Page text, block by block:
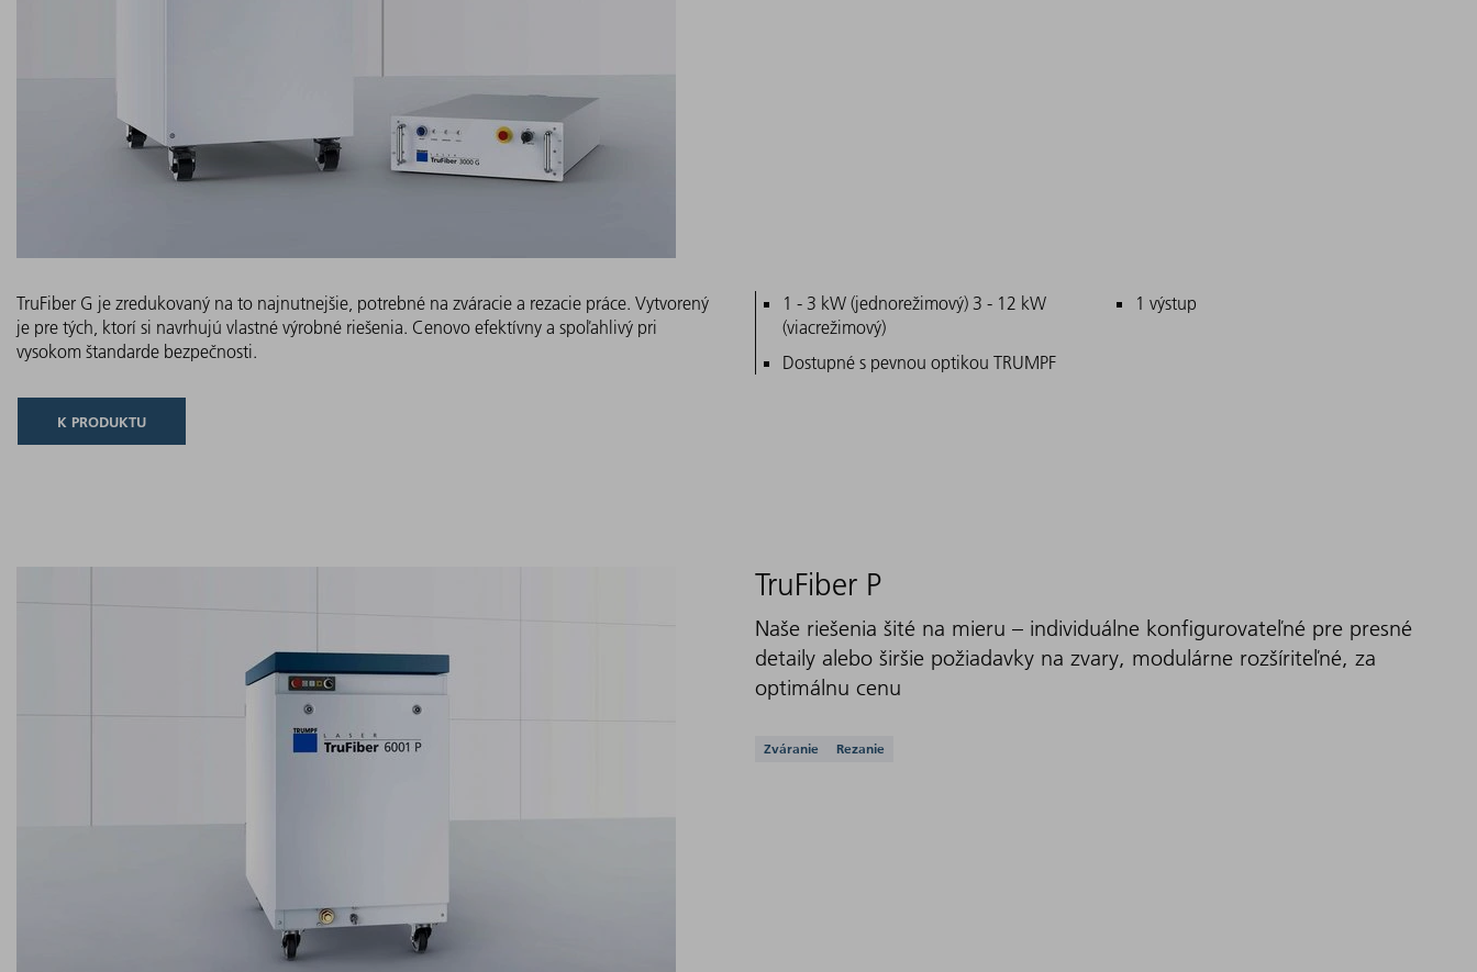
TruFiber G je zredukovaný na to najnutnejšie, potrebné na zváracie a rezacie práce. Vytvorený
je pre tých, ktorí si navrhujú vlastné výrobné riešenia. Cenovo efektívny a spoľahlivý pri
vysokom štandarde bezpečnosti.
Hlavné znaky
1 - 3 kW (jednorežimový) 3 - 12 kW
(viacrežimový)
1 výstup
Dostupné s pevnou optikou TRUMPF
K PRODUKTU
TruFiber P
Naše riešenia šité na mieru – individuálne konfigurovateľné pre presné
detaily alebo širšie požiadavky na zvary, modulárne rozšíriteľné, za
optimálnu cenu
Podporované aplikácie
Zváranie Rezanie